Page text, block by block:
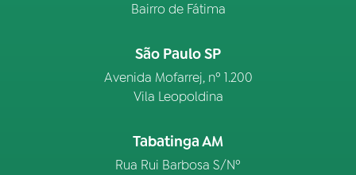
Bairro de Fátima
São Paulo SP
Avenida Mofarrej, nº 1.200
Vila Leopoldina
Tabatinga AM
Rua Rui Barbosa S/Nº